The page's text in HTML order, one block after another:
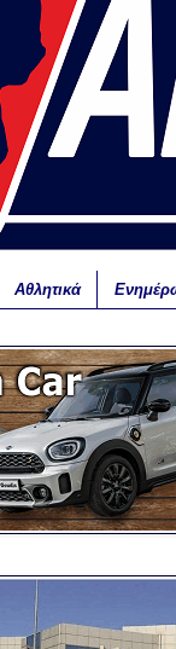
Αθλητικά